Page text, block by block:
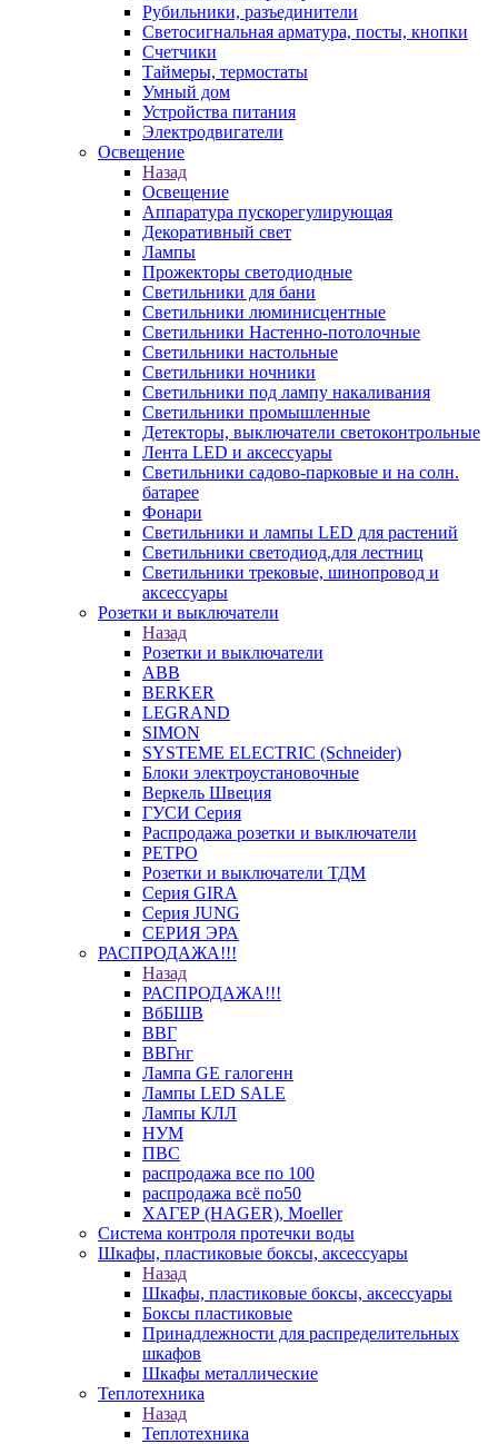
Рубильники, разъединители
Светосигнальная арматура, посты, кнопки
Счетчики
Таймеры, термостаты
Умный дом
Устройства питания
Электродвигатели
Освещение
Назад
Освещение
Аппаратура пускорегулирующая
Декоративный свет
Лампы
Прожекторы светодиодные
Светильники для бани
Светильники люминисцентные
Светильники Настенно-потолочные
Светильники настольные
Светильники ночники
Светильники под лампу накаливания
Светильники промышленные
Детекторы, выключатели светоконтрольные
Лента LED и аксессуары
Светильники садово-парковые и на солн.
батарее
Фонари
Светильники и лампы LED для растений
Светильники светодиод.для лестниц
Светильники трековые, шинопровод и
аксессуары
Розетки и выключатели
Назад
Розетки и выключатели
ABB
BERKER
LEGRAND
SIMON
SYSTEME ELECTRIC (Schneider)
Блоки электроустановочные
Веркель Швеция
ГУСИ Серия
Распродажа розетки и выключатели
РЕТРО
Розетки и выключатели ТДМ
Серия GIRA
Серия JUNG
СЕРИЯ ЭРА
РАСПРОДАЖА!!!
Назад
РАСПРОДАЖА!!!
ВбБШВ
ВВГ
ВВГнг
Лампа GE галогенн
Лампы LED SALE
Лампы КЛЛ
НУМ
ПВС
распродажа все по 100
распродажа всё по50
ХАГЕР (HAGER), Moeller
Система контроля протечки воды
Шкафы, пластиковые боксы, аксессуары
Назад
Шкафы, пластиковые боксы, аксессуары
Боксы пластиковые
Принадлежности для распределительных
шкафов
Шкафы металлические
Теплотехника
Назад
Теплотехника